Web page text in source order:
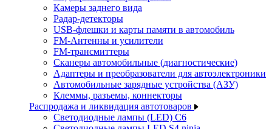
Камеры заднего вида
Радар-детекторы
USB-флешки и карты памяти в автомобиль
FM-Антенны и усилители
FM-трансмиттеры
Сканеры автомобильные (диагностические)
Адаптеры и преобразователи для автоэлектроники
Автомобильные зарядные устройства (АЗУ)
Клеммы, разъемы, коннекторы
Распродажа и ликвидация автотоваров
Светодиодные лампы (LED) C6